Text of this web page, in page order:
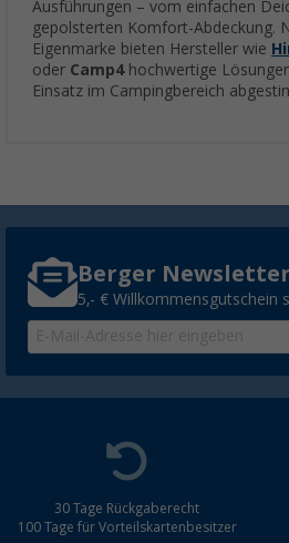
Ausführungen – vom einfachen
gepolsterten Komfort-Abdeckung.
Eigenmarke bieten Hersteller wie
oder Camp4hochwertige
Einsatz im Campingbereich
Berger Newsletter
5,- € Willkommensgutschein
30 Tage Rückgaberecht
100 Tage für Vorteilskartenbesitzer